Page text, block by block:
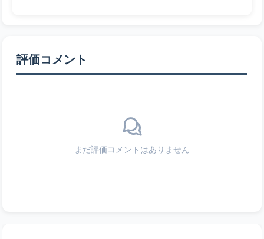
評価コメント
まだ評価コメントはありません